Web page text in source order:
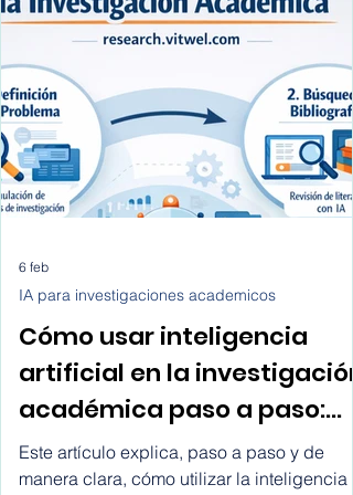
Cómo usar inteligencia
artificial en la investigación
académica paso a paso:
IA para investigaciones academicos